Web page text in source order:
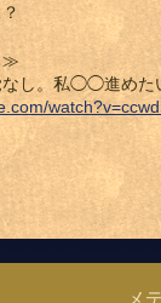
≫
なし。私◯◯進めた
メ